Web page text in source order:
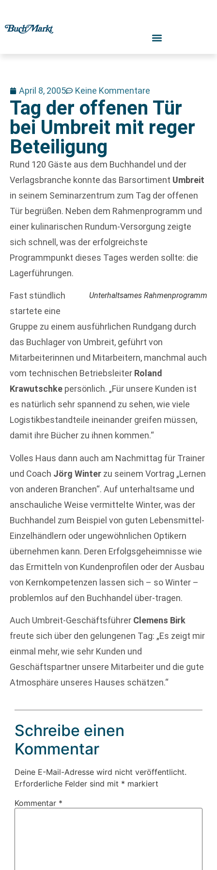
April 8, 2005 Keine Kommentare
Tag der offenen Tür
bei Umbreit mit reger
Beteiligung
Rund 120 Gäste aus dem Buchhandel und der
Verlagsbranche konnte das Barsortiment Umbreit
in seinem Seminarzentrum zum Tag der offenen
Tür begrüßen. Neben dem Rahmenprogramm und
einer kulinarischen Rundum-Versorgung zeigte
sich schnell, was der erfolgreichste
Programmpunkt dieses Tages werden sollte: die
Lagerführungen.
Unterhaltsames Rahmenprogramm
Fast stündlich
startete eine
Gruppe zu einem ausführlichen Rundgang durch
das Buchlager von Umbreit, geführt von
Mitarbeiterinnen und Mitarbeitern, manchmal auch
vom technischen Betriebsleiter Roland
Krawutschke persönlich. „Für unsere Kunden ist
es natürlich sehr spannend zu sehen, wie viele
Logistikbestandteile ineinander greifen müssen,
damit ihre Bücher zu ihnen kommen.“
Volles Haus dann auch am Nachmittag für Trainer
und Coach Jörg Winter zu seinem Vortrag „Lernen
von anderen Branchen“. Auf unterhaltsame und
anschauliche Weise vermittelte Winter, was der
Buchhandel zum Beispiel von guten Lebensmittel-
Einzelhändlern oder ungewöhnlichen Optikern
übernehmen kann. Deren Erfolgsgeheimnisse wie
das Ermitteln von Kundenprofilen oder der Ausbau
von Kernkompetenzen lassen sich – so Winter –
problemlos auf den Buchhandel über-tragen.
Auch Umbreit-Geschäftsführer Clemens Birk
freute sich über den gelungenen Tag: „Es zeigt mir
einmal mehr, wie sehr Kunden und
Geschäftspartner unsere Mitarbeiter und die gute
Atmosphäre unseres Hauses schätzen.“
Schreibe einen
Kommentar
Deine E-Mail-Adresse wird nicht veröffentlicht.
Erforderliche Felder sind mit * markiert
Kommentar *